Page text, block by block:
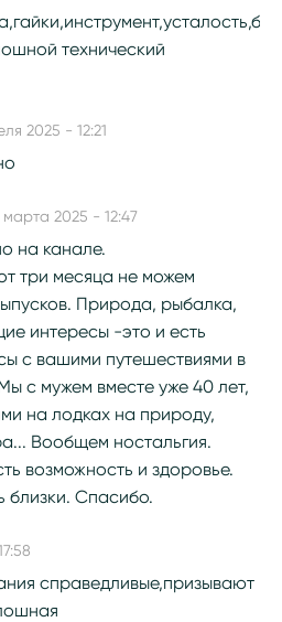
технический
2025 - 12:21
марта 2025 - 12:47
на канале.
три месяца не можем
Природа, рыбалка,
интересы -это и есть
с вашими путешествиями в
с мужем вместе уже 40 лет,
на лодках на природу,
Вообщем ностальгия.
возможность и здоровье.
близки. Спасибо.
справедливые,призывают